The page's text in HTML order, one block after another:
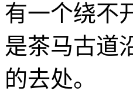
有一个绕不
是茶马古道
的去处。